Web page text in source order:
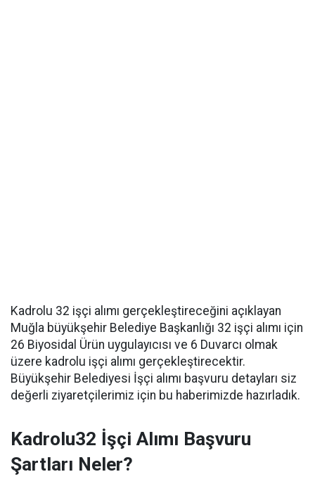
Kadrolu 32 işçi alımı gerçekleştireceğini açıklayan
Muğla büyükşehir Belediye Başkanlığı 32 işçi alımı için
26 Biyosidal Ürün uygulayıcısı ve 6 Duvarcı olmak
üzere kadrolu işçi alımı gerçekleştirecektir.
Büyükşehir Belediyesi İşçi alımı başvuru detayları siz
değerli ziyaretçilerimiz için bu haberimizde hazırladık.
Kadrolu32 İşçi Alımı Başvuru
Şartları Neler?